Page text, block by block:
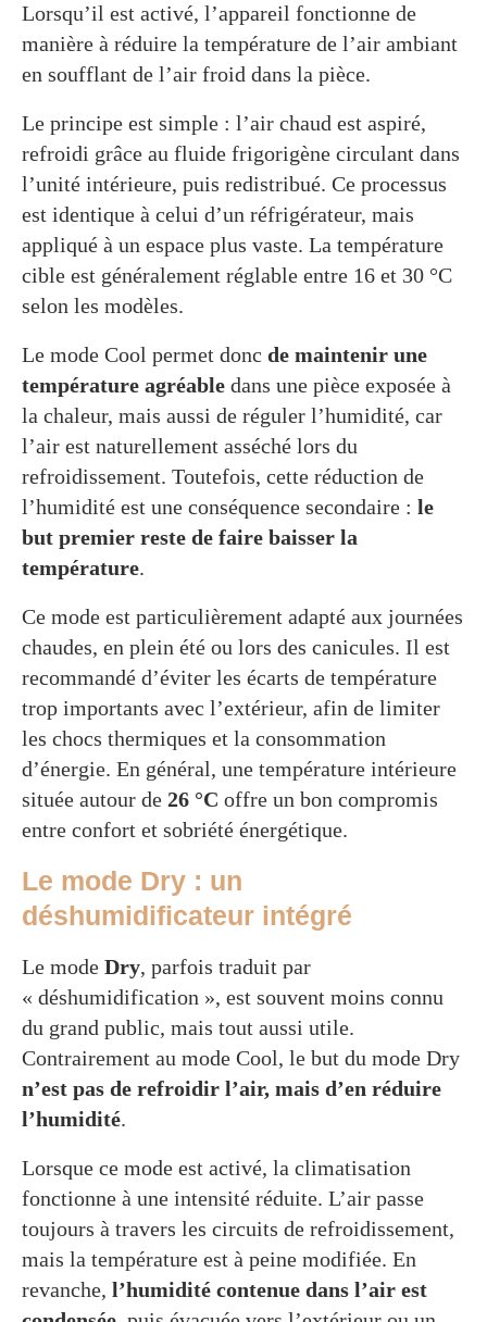
Lorsqu’il est activé, l’appareil fonctionne de
manière à réduire la température de l’air ambiant
en soufflant de l’air froid dans la pièce.
Le principe est simple : l’air chaud est aspiré,
refroidi grâce au fluide frigorigène circulant dans
l’unité intérieure, puis redistribué. Ce processus
est identique à celui d’un réfrigérateur, mais
appliqué à un espace plus vaste. La température
cible est généralement réglable entre 16 et 30 °C
selon les modèles.
Le mode Cool permet donc de maintenir une
température agréable dans une pièce exposée à
la chaleur, mais aussi de réguler l’humidité, car
l’air est naturellement asséché lors du
refroidissement. Toutefois, cette réduction de
l’humidité est une conséquence secondaire : le
but premier reste de faire baisser la
température.
Ce mode est particulièrement adapté aux journées
chaudes, en plein été ou lors des canicules. Il est
recommandé d’éviter les écarts de température
trop importants avec l’extérieur, afin de limiter
les chocs thermiques et la consommation
d’énergie. En général, une température intérieure
située autour de 26 °C offre un bon compromis
entre confort et sobriété énergétique.
Le mode Dry : un
déshumidificateur intégré
Le mode Dry, parfois traduit par
« déshumidification », est souvent moins connu
du grand public, mais tout aussi utile.
Contrairement au mode Cool, le but du mode Dry
n’est pas de refroidir l’air, mais d’en réduire
l’humidité.
Lorsque ce mode est activé, la climatisation
fonctionne à une intensité réduite. L’air passe
toujours à travers les circuits de refroidissement,
mais la température est à peine modifiée. En
revanche, l’humidité contenue dans l’air est